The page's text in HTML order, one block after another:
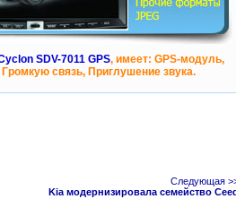
SDV-7011 GPS, имеет: GPS-модуль,
связь, Приглушение звука.
Следующая
Kia модернизировала семейство